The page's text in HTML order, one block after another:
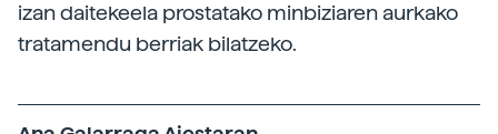
izan daitekeela prostatako minbiziaren aurkako
tratamendu berriak bilatzeko.